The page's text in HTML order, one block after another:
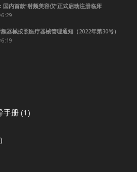
内首款”射频美容仪”正式启动注册临床
6:29
器械按照医疗器械管理通知（2022年第30号）
6:19
手册(1)